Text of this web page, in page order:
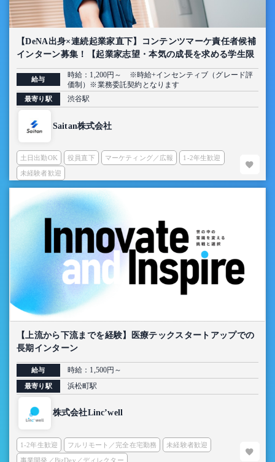
【DeNA出身×連続起業家直下】コンテンツマーケ責任者候補
インターン募集！【起業家志望・本気の成長を求める学生限
定】
給与
時給：1,200円～ ※時給+インセンティブ（グレード評
価制）※業務委託契約となります
最寄り駅 渋谷駅
Saitan株式会社
土日出勤OK 役員直下 マーケティング／広報 1-2年生歓迎
未経験者歓迎
【上流から下流までを経験】医療テックスタートアップでの
長期インターン
給与 時給：1,500円～
最寄り駅 浜松町駅
株式会社Linc’well
1-2年生歓迎 フルリモート／完全在宅勤務 未経験者歓迎
事業開発／BizDev／ディレクター